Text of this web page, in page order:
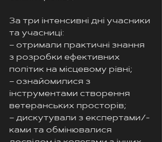
За три інтенсивні дні учасники
та учасниці:
– отримали практичні знання
з розробки ефективних
політик на місцевому рівні;
– ознайомилися з
інструментами створення
ветеранських просторів;
– дискутували з експертами/-
ками та обмінювалися